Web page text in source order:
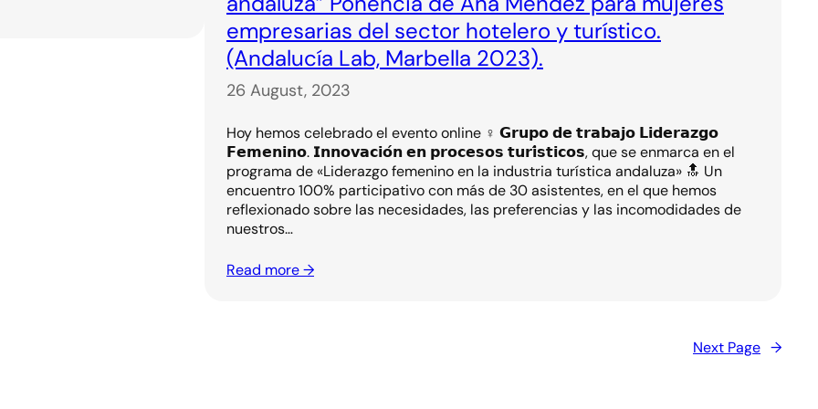
empresarias del sector hotelero y turístico.
(Andalucía Lab, Marbella 2023).
26 August, 2023
Hoy hemos celebrado el evento online ♀️ 𝗚𝗿𝘂𝗽𝗼 𝗱𝗲 𝘁𝗿𝗮𝗯𝗮𝗷𝗼 𝗟𝗶𝗱𝗲𝗿𝗮𝘇𝗴𝗼
𝗙𝗲𝗺𝗲𝗻𝗶𝗻𝗼. 𝗜𝗻𝗻𝗼𝘃𝗮𝗰𝗶𝗼́𝗻 𝗲𝗻 𝗽𝗿𝗼𝗰𝗲𝘀𝗼𝘀 𝘁𝘂𝗿𝗶́𝘀𝘁𝗶𝗰𝗼𝘀, que se enmarca en el
programa de «Liderazgo femenino en la industria turística andaluza» 🔝 Un
encuentro 100% participativo con más de 30 asistentes, en el que hemos
reflexionado sobre las necesidades, las preferencias y las incomodidades de
nuestros…
Read more →
Next Page →